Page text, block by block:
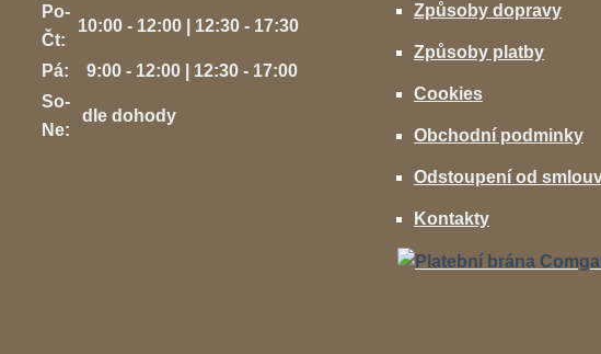
Po-
Čt:
10:00 - 12:00 | 12:30 - 17:30
Pá:
9:00 - 12:00 | 12:30 - 17:00
So-
Ne:
dle dohody
Způsoby dopravy
Způsoby platby
Cookies
Obchodní podminky
Odstoupení od
Kontakty